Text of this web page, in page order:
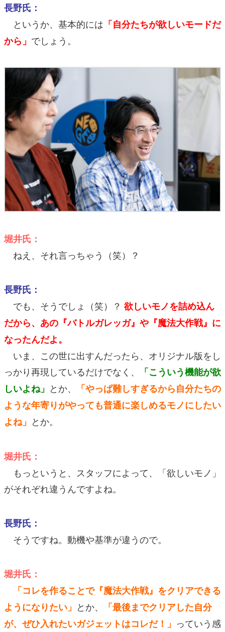
長野氏：
というか、基本的には 「自分たちが欲しいモードだ
から」 でしょう。
堀井氏：
ねえ、それ言っちゃう（笑）？
長野氏：
でも、そうでしょ（笑）？ 欲しいモノを詰め込ん
だから、あの『バトルガレッガ』や『魔法大作戦』に
なったんだよ。
いま、この世に出すんだったら、オリジナル版をし
っかり再現しているだけでなく、
「こういう機能が欲
しいよね」 とか、
「やっぱ難しすぎるから自分たちの
ような年寄りがやっても普通に楽しめるモノにしたい
よね」 とか。
堀井氏：
もっというと、スタッフによって、「欲しいモノ」
がそれぞれ違うんですよね。
長野氏：
そうですね。動機や基準が違うので。
堀井氏：
「コレを作ることで『魔法大作戦』をクリアできる
ようになりたい」 とか、
「最後までクリアした自分
が、ぜひ入れたいガジェットはコレだ！」 っていう感